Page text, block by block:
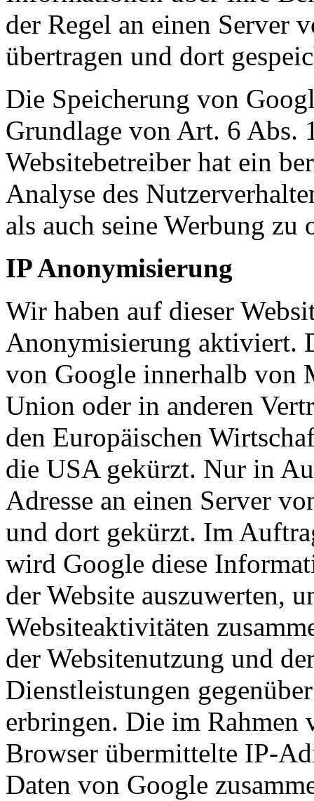
der Regel an einen Server
übertragen und dort
Die Speicherung von
Grundlage von Art. 6 Abs.
Websitebetreiber hat ein
Analyse des
als auch seine Werbung zu
IP Anonymisierung
Wir haben auf dieser
Anonymisierung aktiviert.
von Google innerhalb von
Union oder in anderen
den Europäischen
die USA gekürzt. Nur in
Adresse an einen Server
und dort gekürzt. Im
wird Google diese
der Website auszuwerten,
Websiteaktivitäten
der Websitenutzung und
Dienstleistungen
erbringen. Die im
Browser übermittelte IP-
Daten von Google